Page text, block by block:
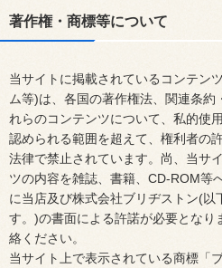
著作権・商標等について
当サイトに掲載されているコンテン
ム等)は、各国の著作権法、関連条約
れらのコンテンツについて、私的使
認められる範囲を超えて、権利者の
法律で禁止されています。尚、当サ
ツの内容を雑誌、書籍、CD-ROM等
に当店及び株式会社ブリヂストン(以
す。)の書面による許諾が必要となり
絡ください。
当サイト上で表示されている商標「